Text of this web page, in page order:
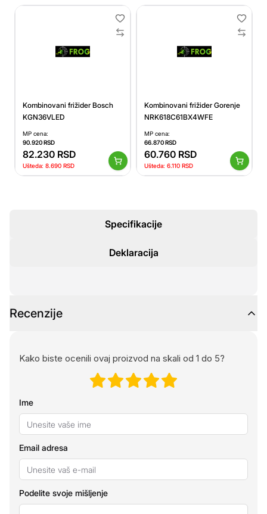
Kombinovani frižider Bosch
KGN36VLED
MP cena:
90.920RSD
82.230 RSD
Ušteda: 8.690 RSD
Kombinovani frižider Gorenje
NRK618C61BX4WFE
MP cena:
66.870RSD
60.760 RSD
Ušteda: 6.110 RSD
Specifikacije
Deklaracija
Recenzije
Kako biste ocenili ovaj proizvod na skali od 1 do 5?
Ime
Email adresa
Podelite svoje mišljenje